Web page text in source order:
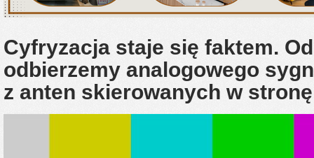
Cyfryzacja staje się faktem.
odbierzemy analogowego
z anten skierowanych w